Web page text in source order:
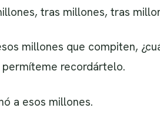
tras millones, tras
millones que compiten,
recordártelo.
a esos millones.